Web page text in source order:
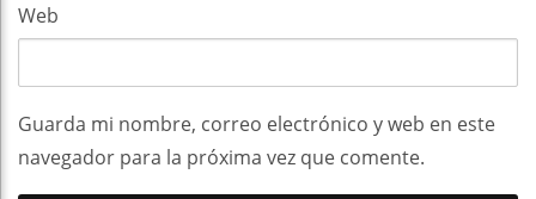
Web
Guarda mi nombre, correo electrónico y web en este
navegador para la próxima vez que comente.